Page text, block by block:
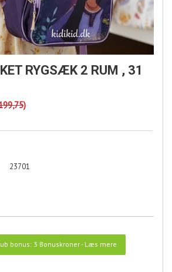
RYGSÆK 2 RUM , 31
)
23701
bonus: 3 Bonuskroner- Læs mere